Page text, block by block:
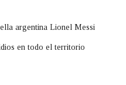
argentina Lionel Messi
en todo el territorio